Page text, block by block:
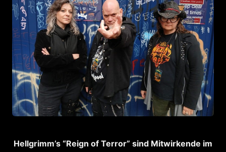
Hellgrimm’s “Reign of Terror” sind Mitwirkende im